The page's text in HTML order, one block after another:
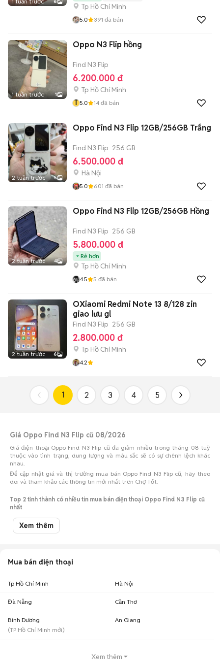
Tp Hồ Chí Minh
5.0 391 đã bán
1 tuần trước 1
Oppo N3 Flip hồng
Find N3 Flip
6.200.000 đ
Tp Hồ Chí Minh
T 5.0 14 đã bán
2 tuần trước 5
Oppo Find N3 Flip 12GB/256GB Trắng
Find N3 Flip 256 GB
6.500.000 đ
Hà Nội
5.0 601 đã bán
2 tuần trước 4
Oppo Find N3 Flip 12GB/256GB Hồng
Find N3 Flip 256 GB
5.800.000 đ
Rẻ hơn
Tp Hồ Chí Minh
4.5 5 đã bán
2 tuần trước 6
OXiaomi Redmi Note 13 8/128 zin
giao lưu gl
Find N3 Flip 256 GB
2.800.000 đ
Tp Hồ Chí Minh
4.2
1 2 3 4 5
Giá Oppo Find N3 Flip cũ 08/2026
Giá điện thoại Oppo Find N3 Flip cũ đã giảm nhiều trong tháng 08 tuỳ
thuộc vào tình trạng, dung lượng và màu sắc sẽ có sự chênh lệch khác
nhau.
Để cập nhật giá và thị trường mua bán Oppo Find N3 Flip cũ, hãy theo
dõi và tham khảo các thông tin mới nhất trên Chợ Tốt.
Top 2 tỉnh thành có nhiều tin mua bán điện thoại Oppo Find N3 Flip cũ
nhất
Tỉnh thành
Giá Oppo Find N3 Flip cũ theo màu sắc cập nhật 09/08/2026
Oppo Find N3 Flip màu trắng cũ
Xem thêm
Mua bán điện thoại
Tp Hồ Chí Minh Hà Nội
Đà Nẵng Cần Thơ
Bình Dương
(TP Hồ Chí Minh mới)
An Giang
Xem thêm